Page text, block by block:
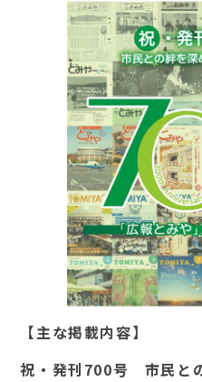
【主な掲載内容】
祝・発刊700号 市民と